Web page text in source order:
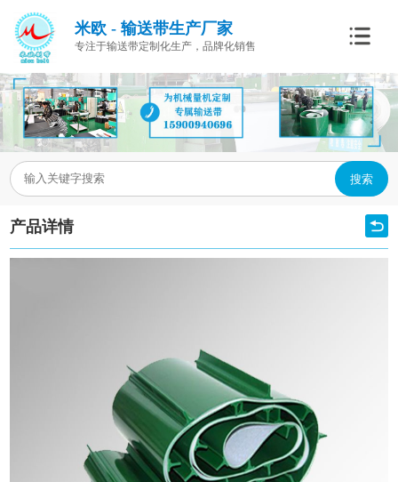
米欧 - 输送带生产厂家
专注于输送带定制化生产，品牌化销售
搜索
产品详情